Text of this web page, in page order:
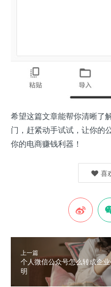
希望这篇文章能帮你清晰了
门，赶紧动手试试，让你的
你的电商赚钱利器！
喜
上一篇
个人微信公众号怎么转成企
明